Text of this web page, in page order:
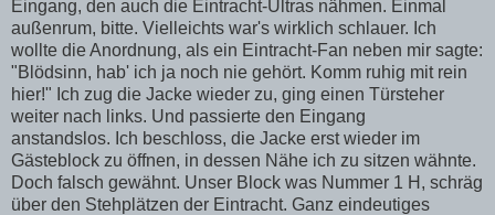
Eingang, den auch die Eintracht-Ultras nähmen. Einmal
außenrum, bitte. Vielleichts war's wirklich schlauer. Ich
wollte die Anordnung, als ein Eintracht-Fan neben mir sagte:
"Blödsinn, hab' ich ja noch nie gehört. Komm ruhig mit rein
hier!" Ich zug die Jacke wieder zu, ging einen Türsteher
weiter nach links. Und passierte den Eingang
anstandslos. Ich beschloss, die Jacke erst wieder im
Gästeblock zu öffnen, in dessen Nähe ich zu sitzen wähnte.
Doch falsch gewähnt. Unser Block was Nummer 1 H, schräg
über den Stehplätzen der Eintracht. Ganz eindeutiges